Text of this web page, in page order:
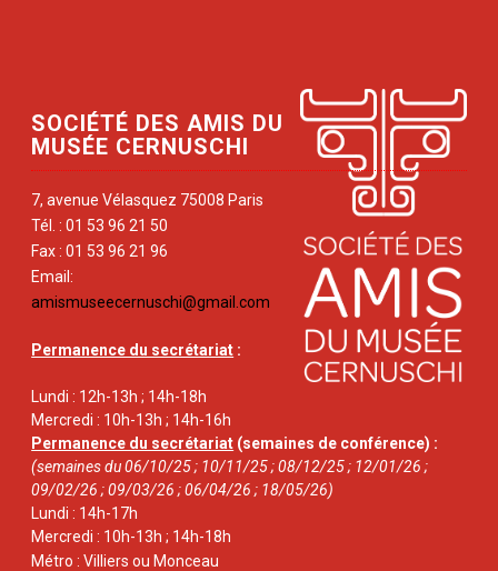
SOCIÉTÉ DES AMIS DU
MUSÉE CERNUSCHI
7, avenue Vélasquez 75008 Paris
Tél. : 01 53 96 21 50
Fax : 01 53 96 21 96
Email:
amismuseecernuschi@gmail.com
Permanence du secrétariat :
Lundi : 12h-13h ; 14h-18h
Mercredi : 10h-13h ; 14h-16h
Permanence du secrétariat (semaines de conférence) :
(semaines du 06/10/25 ; 10/11/25 ; 08/12/25 ; 12/01/26 ;
09/02/26 ; 09/03/26 ; 06/04/26 ; 18/05/26)
Lundi : 14h-17h
Mercredi : 10h-13h ; 14h-18h
Métro : Villiers ou Monceau